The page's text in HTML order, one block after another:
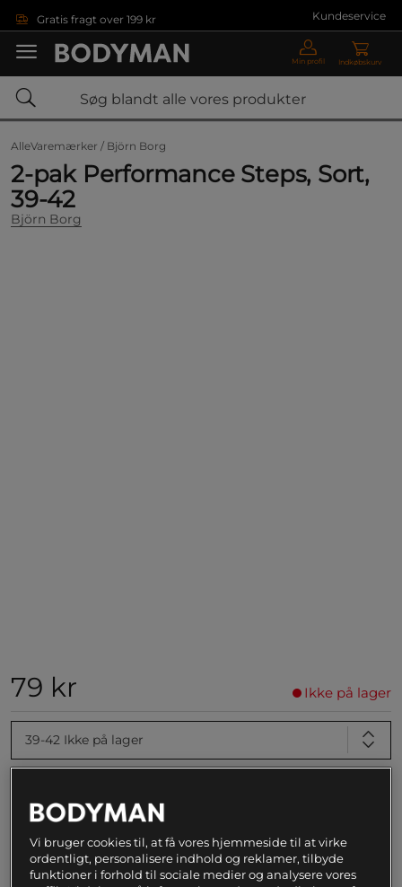
Gratis fragt over 199 kr Kundeservice
Min profil Indkøbskurv
AlleVaremærker / Björn Borg
2-pak Performance Steps, Sort,
39-42
Björn Borg
79 kr Ikke på lager
39-42 Ikke på lager
!
Dette produkt er desværre ikke på lager. Få
besked når det kommer på lager igen.
Vi bruger cookies til, at få vores hjemmeside til at virke
ordentligt, personalisere indhold og reklamer, tilbyde
funktioner i forhold til sociale medier og analysere vores